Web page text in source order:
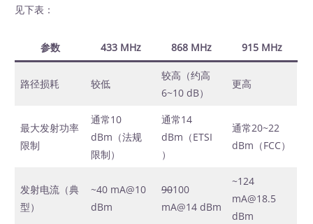
见下表：
参数 433 MHz 868 MHz 915 MHz
路径损耗 较低
较高（约高
6~10 dB）
更高
最大发射功率
限制
通常10
dBm（法规
限制）
通常14
dBm（ETSI
）
通常20~22
dBm（FCC）
发射电流（典
型）
~40 mA@10
dBm
90100
mA@14 dBm
~124
mA@18.5
dBm